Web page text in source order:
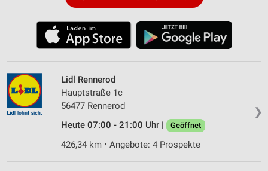
❯
Lidl Rennerod
Hauptstraße 1c
56477 Rennerod
Heute 07:00 - 21:00 Uhr |
Geöffnet
426,34 km • Angebote: 4 Prospekte